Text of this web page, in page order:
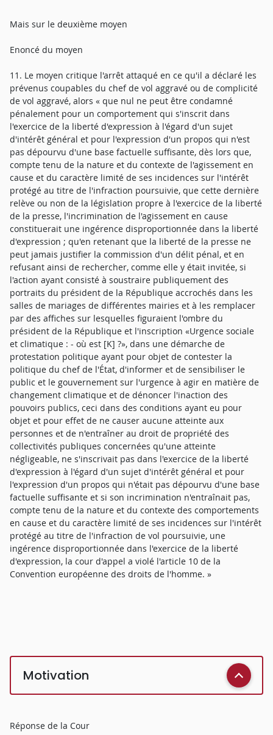
Mais sur le deuxième moyen
Enoncé du moyen
11. Le moyen critique l'arrêt attaqué en ce qu'il a déclaré les
prévenus coupables du chef de vol aggravé ou de complicité
de vol aggravé, alors « que nul ne peut être condamné
pénalement pour un comportement qui s'inscrit dans
l'exercice de la liberté d'expression à l'égard d'un sujet
d'intérêt général et pour l'expression d'un propos qui n'est
pas dépourvu d'une base factuelle suffisante, dès lors que,
compte tenu de la nature et du contexte de l'agissement en
cause et du caractère limité de ses incidences sur l'intérêt
protégé au titre de l'infraction poursuivie, que cette dernière
relève ou non de la législation propre à l'exercice de la liberté
de la presse, l'incrimination de l'agissement en cause
constituerait une ingérence disproportionnée dans la liberté
d'expression ; qu'en retenant que la liberté de la presse ne
peut jamais justifier la commission d'un délit pénal, et en
refusant ainsi de rechercher, comme elle y était invitée, si
l'action ayant consisté à soustraire publiquement des
portraits du président de la République accrochés dans les
salles de mariages de différentes mairies et à les remplacer
par des affiches sur lesquelles figuraient l'ombre du
président de la République et l'inscription «Urgence sociale
et climatique : - où est [K] ?», dans une démarche de
protestation politique ayant pour objet de contester la
politique du chef de l'État, d'informer et de sensibiliser le
public et le gouvernement sur l'urgence à agir en matière de
changement climatique et de dénoncer l'inaction des
pouvoirs publics, ceci dans des conditions ayant eu pour
objet et pour effet de ne causer aucune atteinte aux
personnes et de n'entraîner au droit de propriété des
collectivités publiques concernées qu'une atteinte
négligeable, ne s'inscrivait pas dans l'exercice de la liberté
d'expression à l'égard d'un sujet d'intérêt général et pour
l'expression d'un propos qui n'était pas dépourvu d'une base
factuelle suffisante et si son incrimination n'entraînait pas,
compte tenu de la nature et du contexte des comportements
en cause et du caractère limité de ses incidences sur l'intérêt
protégé au titre de l'infraction de vol poursuivie, une
ingérence disproportionnée dans l'exercice de la liberté
d'expression, la cour d'appel a violé l'article 10 de la
Convention européenne des droits de l'homme. »
Motivation
Réponse de la Cour